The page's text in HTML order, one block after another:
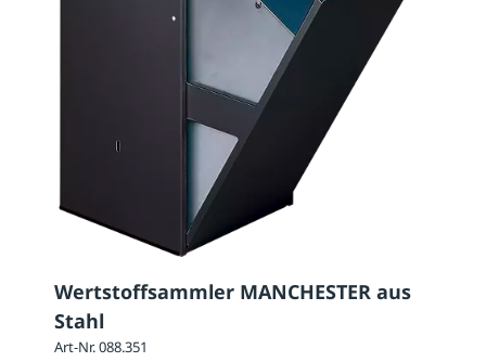
Wertstoffsammler MANCHESTER aus
Stahl
Art-Nr. 088.351